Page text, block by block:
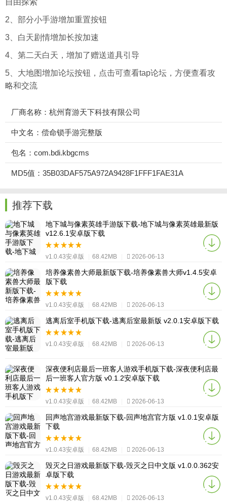
2、部分小手游增加重置按钮
3、白天剧情增加长按加速
4、第二天白天，增加了赠送道具引导
5、大地图增加论坛按钮，点击可查看tap论坛，方便查看攻
略和交流
厂商名称：杭州育游天下科技有限公司
中文名：偿命锁手游完整版
包名：com.bdi.kbgcms
MD5值：35B03DAF575A972A9428F1FFF1FAE31A
推荐下载
地下城与像素英雄手游版下载-地下城与像素英雄最新版
v12.6.1安卓版下载
v1.0.43安卓版 68.42MB 2026-06-13
培养像素兽大师最新版下载-培养像素兽大师v1.4.5安卓
版下载
v1.0.43安卓版 68.42MB 2026-06-13
逃离后室手机版下载-逃离后室最新版 v2.0.1安卓版下载
v1.0.43安卓版 68.42MB 2026-06-13
深夜便利店最后一班客人游戏手机版下载-深夜便利店最
后一班客人官方版 v0.1.2安卓版下载
v1.0.43安卓版 68.42MB 2026-06-13
回声地宫游戏最新版下载-回声地宫官方版 v1.0.1安卓版
下载
v1.0.43安卓版 68.42MB 2026-06-13
毁灭之日游戏最新版下载-毁灭之日中文版 v1.0.0.362安
卓版下载
v1.0.43安卓版 68.42MB 2026-06-13